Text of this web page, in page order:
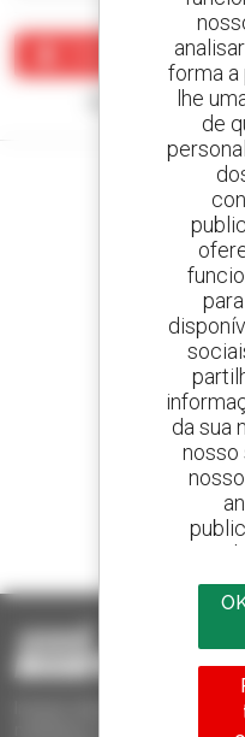
Criar um alerta
Nenhum resultado
Crie
e receba
800
A
1 em
vendido no
Invia le richieste a più
notifiche in base agli alert
forma a
lhe
de
da sua
nosso